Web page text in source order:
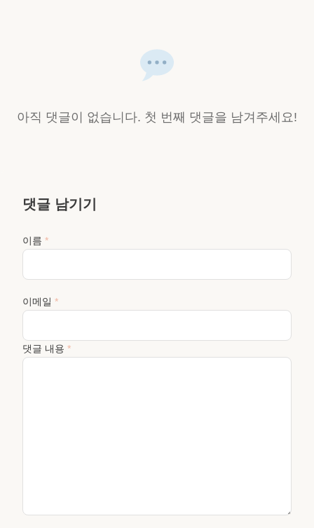
아직 댓글이 없습니다. 첫 번째 댓글을 남겨주세요!
댓글 남기기
이름 *
이메일 *
댓글 내용 *